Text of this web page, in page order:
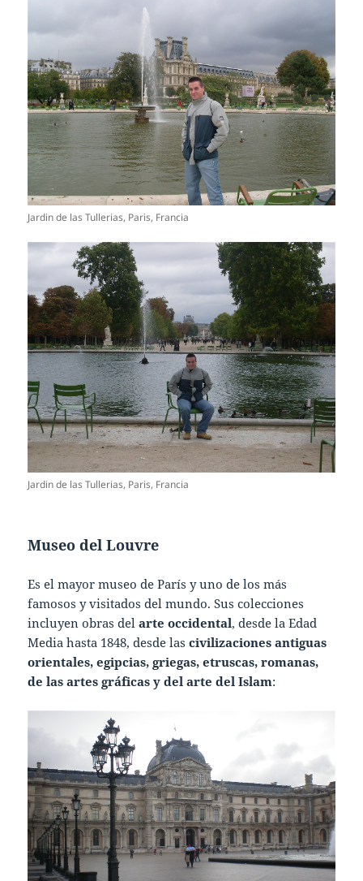
Jardin de las Tullerias, Paris, Francia
Jardin de las Tullerias, Paris, Francia
Museo del Louvre
Es el mayor museo de París y uno de los más
famosos y visitados del mundo. Sus colecciones
incluyen obras delarte occidental, desde la Edad
Media hasta 1848, desde lascivilizaciones antiguas
orientales, egipcias, griegas, etruscas, romanas,
de las artes gráficas y del arte del Islam: